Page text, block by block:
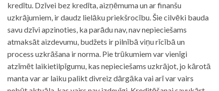
kredītu. Dzīvei bez kredīta, aizņēmuma un ar finanšu
uzkrājumiem, ir daudz lielāku priekšrocību. Šie cilvēki bauda
savu dzīvi apzinoties, ka parādu nav, nav nepieciešams
atmaksāt aizdevumu, budžets ir pilnībā viņu rīcībā un
process uzkrāšana ir norma. Pie trūkumiem var vienīgi
atzīmēt laikietilpīgumu, kas nepieciešams uzkrājot, jo kārotā
manta var ar laiku palikt divreiz dārgāka vai arī var vairs